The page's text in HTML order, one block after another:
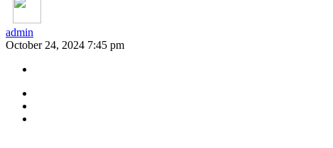
admin
October 24, 2024 7:45 pm